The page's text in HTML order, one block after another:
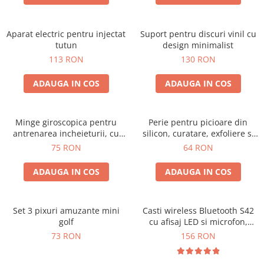
Aparat electric pentru injectat
tutun
113 RON
ADAUGA IN COS
Suport pentru discuri vinil cu
design minimalist
130 RON
ADAUGA IN COS
Minge giroscopica pentru
antrenarea incheieturii, cu
iluminare RGB
75 RON
ADAUGA IN COS
Perie pentru picioare din
silicon, curatare, exfoliere si
masaj
64 RON
ADAUGA IN COS
Set 3 pixuri amuzante mini
golf
73 RON
Casti wireless Bluetooth S42
cu afisaj LED si microfon,
compatibile cu iOS si Android
156 RON